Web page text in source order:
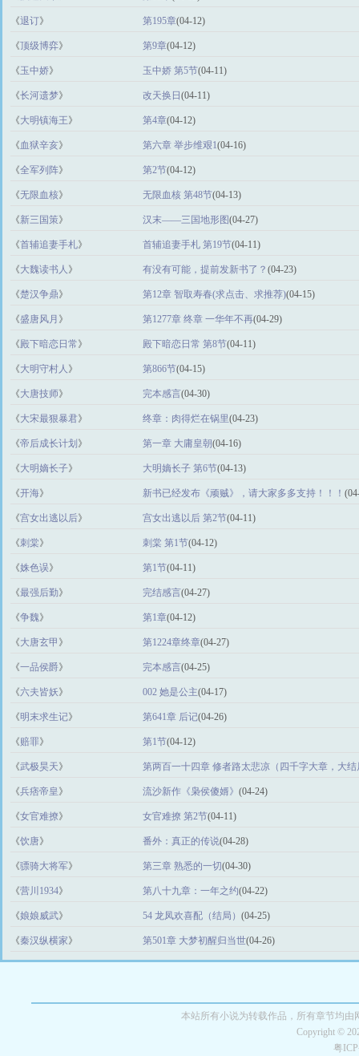
《退订》 第195章(04-12)
《顶级博弈》 第9章(04-12)
《玉中娇》 玉中娇 第5节(04-11)
《长河遗梦》 改天换日 (04-11)
《大明镇海王》 第4章(04-12)
《血狱辛亥》 第六章 举步维艰1(04-16)
《全军列阵》 第2节(04-12)
《无限血核》 无限血核 第48节(04-13)
《新三国策》 汉末——三国地形图(04-27)
《首辅追妻手札》 首辅追妻手札 第19节(04-11)
《大魏读书人 》 有没有可能，提前发新书了？ (04-23)
《楚汉争鼎》 第12章 智取寿春(求点击、求推荐)(04-15)
《盛唐风月 》 第1277章 终章 一华年不再(04-29)
《 殿下暗恋日常》 殿下暗恋日常 第8节(04-11)
《大明守村人 》 第866节(04-15)
《大唐技师》 完本感言(04-30)
《大宋最狠暴君》 终章：肉得烂在锅里(04-23)
《帝后成长计划 》 第一章 大庸皇朝(04-16)
《大明嫡长子》 大明嫡长子 第6节(04-13)
《开海》 新书已经发布《顽贼》，请大家多多支持！！！
《宫女出逃以后》 宫女出逃以后 第2节(04-11)
《刺棠》 刺棠 第1节(04-12)
《姝色误》 第1节(04-11)
《最强后勤》 完结感言(04-27)
《争魏》 第1章(04-12)
《大唐玄甲 》 第1224章终章(04-27)
《一品侯爵》 完本感言(04-25)
《六夫皆妖》 002 她是公主(04-17)
《明末求生记》 第641章 后记(04-26)
《赔罪》 第1节(04-12)
《武极昊天》
第两百一十四章 修者路太悲凉（四千字大章，大结
(04-27)
《兵痞帝皇》 流沙新作《枭侯傻婿》 (04-24)
《女官难撩》 女官难撩 第2节(04-11)
《饮唐》 番外：真正的传说(04-28)
《骠骑大将军》 第三章 熟悉的一切(04-30)
《营川1934》 第八十九章：一年之约(04-22)
《娘娘威武》 54 龙凤欢喜配（结局） (04-25)
《秦汉纵横家》 第501章 大梦初醒归当世(04-26)
本站所有小说为转载作品，所有章节均
Copyright ©
粤